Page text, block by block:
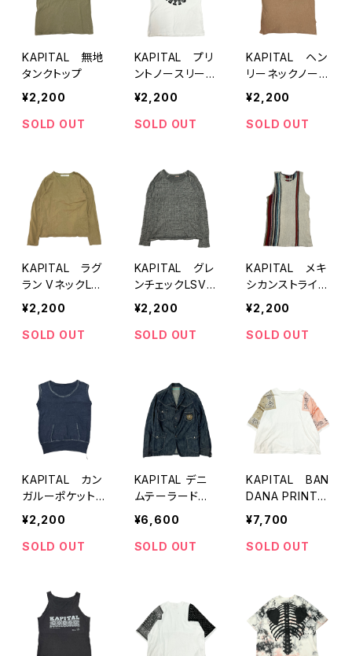
KAPITAL 無地
タンクトップ
¥2,200
SOLD OUT
KAPITAL プリ
ントノースリーブ
カットソー
¥2,200
SOLD OUT
KAPITAL ヘン
リーネックノース
リーブ
¥2,200
SOLD OUT
KAPITAL ラグ
ラン VネックLS
Vカットソー
¥2,200
SOLD OUT
KAPITAL グレ
ンチェックLSV
Tシャツ
¥2,200
SOLD OUT
KAPITAL メキ
シカンストライプ
タンクトップ
¥2,200
SOLD OUT
KAPITAL カン
ガルーポケットノ
ースリーブカット
ソー
¥2,200
SOLD OUT
KAPITAL デニ
ムテーラードジ
ャケット
¥6,600
SOLD OUT
KAPITAL BAN
DANA PRINT T
EE
¥7,700
SOLD OUT